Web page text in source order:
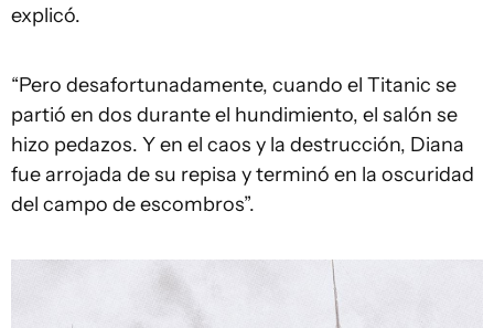
explicó.
“Pero desafortunadamente, cuando el Titanic se
partió en dos durante el hundimiento, el salón se
hizo pedazos. Y en el caos y la destrucción, Diana
fue arrojada de su repisa y terminó en la oscuridad
del campo de escombros”.